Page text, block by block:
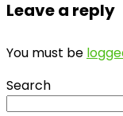
Leave a reply
You must be
Search